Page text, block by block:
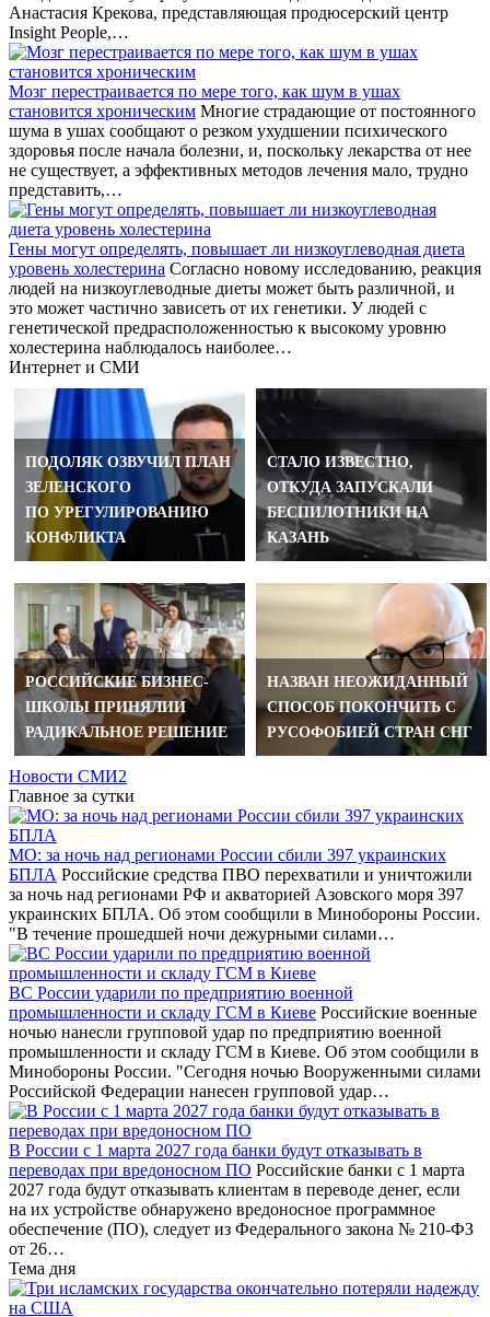
Анастасия Крекова, представляющая продюсерский центр
Insight People,…
Мозг перестраивается по мере того, как шум в ушах
становится хроническим Многие страдающие от постоянного
шума в ушах сообщают о резком ухудшении психического
здоровья после начала болезни, и, поскольку лекарства от нее
не существует, а эффективных методов лечения мало, трудно
представить,…
Гены могут определять, повышает ли низкоуглеводная диета
уровень холестерина Согласно новому исследованию, реакция
людей на низкоуглеводные диеты может быть различной, и
это может частично зависеть от их генетики. У людей с
генетической предрасположенностью к высокому уровню
холестерина наблюдалось наиболее…
Интернет и СМИ
ПОДОЛЯК ОЗВУЧИЛ ПЛАН
ЗЕЛЕНСКОГО
ПО УРЕГУЛИРОВАНИЮ
КОНФЛИКТА
СТАЛО ИЗВЕСТНО,
ОТКУДА ЗАПУСКАЛИ
БЕСПИЛОТНИКИ НА
КАЗАНЬ
РОССИЙСКИЕ БИЗНЕС-
ШКОЛЫ ПРИНЯЛИИ
РАДИКАЛЬНОЕ РЕШЕНИЕ
НАЗВАН НЕОЖИДАННЫЙ
СПОСОБ ПОКОНЧИТЬ С
РУСОФОБИЕЙ СТРАН СНГ
Новости СМИ2
Главное за сутки
МО: за ночь над регионами России сбили 397 украинских
БПЛА Российские средства ПВО перехватили и уничтожили
за ночь над регионами РФ и акваторией Азовского моря 397
украинских БПЛА. Об этом сообщили в Минобороны России.
"В течение прошедшей ночи дежурными силами…
ВС России ударили по предприятию военной
промышленности и складу ГСМ в Киеве Российские военные
ночью нанесли групповой удар по предприятию военной
промышленности и складу ГСМ в Киеве. Об этом сообщили в
Минобороны России. "Сегодня ночью Вооруженными силами
Российской Федерации нанесен групповой удар…
В России с 1 марта 2027 года банки будут отказывать в
переводах при вредоносном ПО Российские банки с 1 марта
2027 года будут отказывать клиентам в переводе денег, если
на их устройстве обнаружено вредоносное программное
обеспечение (ПО), следует из Федерального закона № 210-ФЗ
от 26…
Тема дня